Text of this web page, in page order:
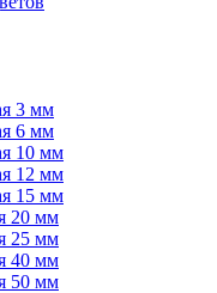
3 мм
6 мм
10 мм
12 мм
15 мм
20 мм
25 мм
40 мм
50 мм